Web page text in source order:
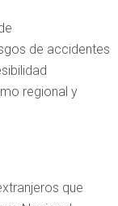
de accidentes
regional y
que